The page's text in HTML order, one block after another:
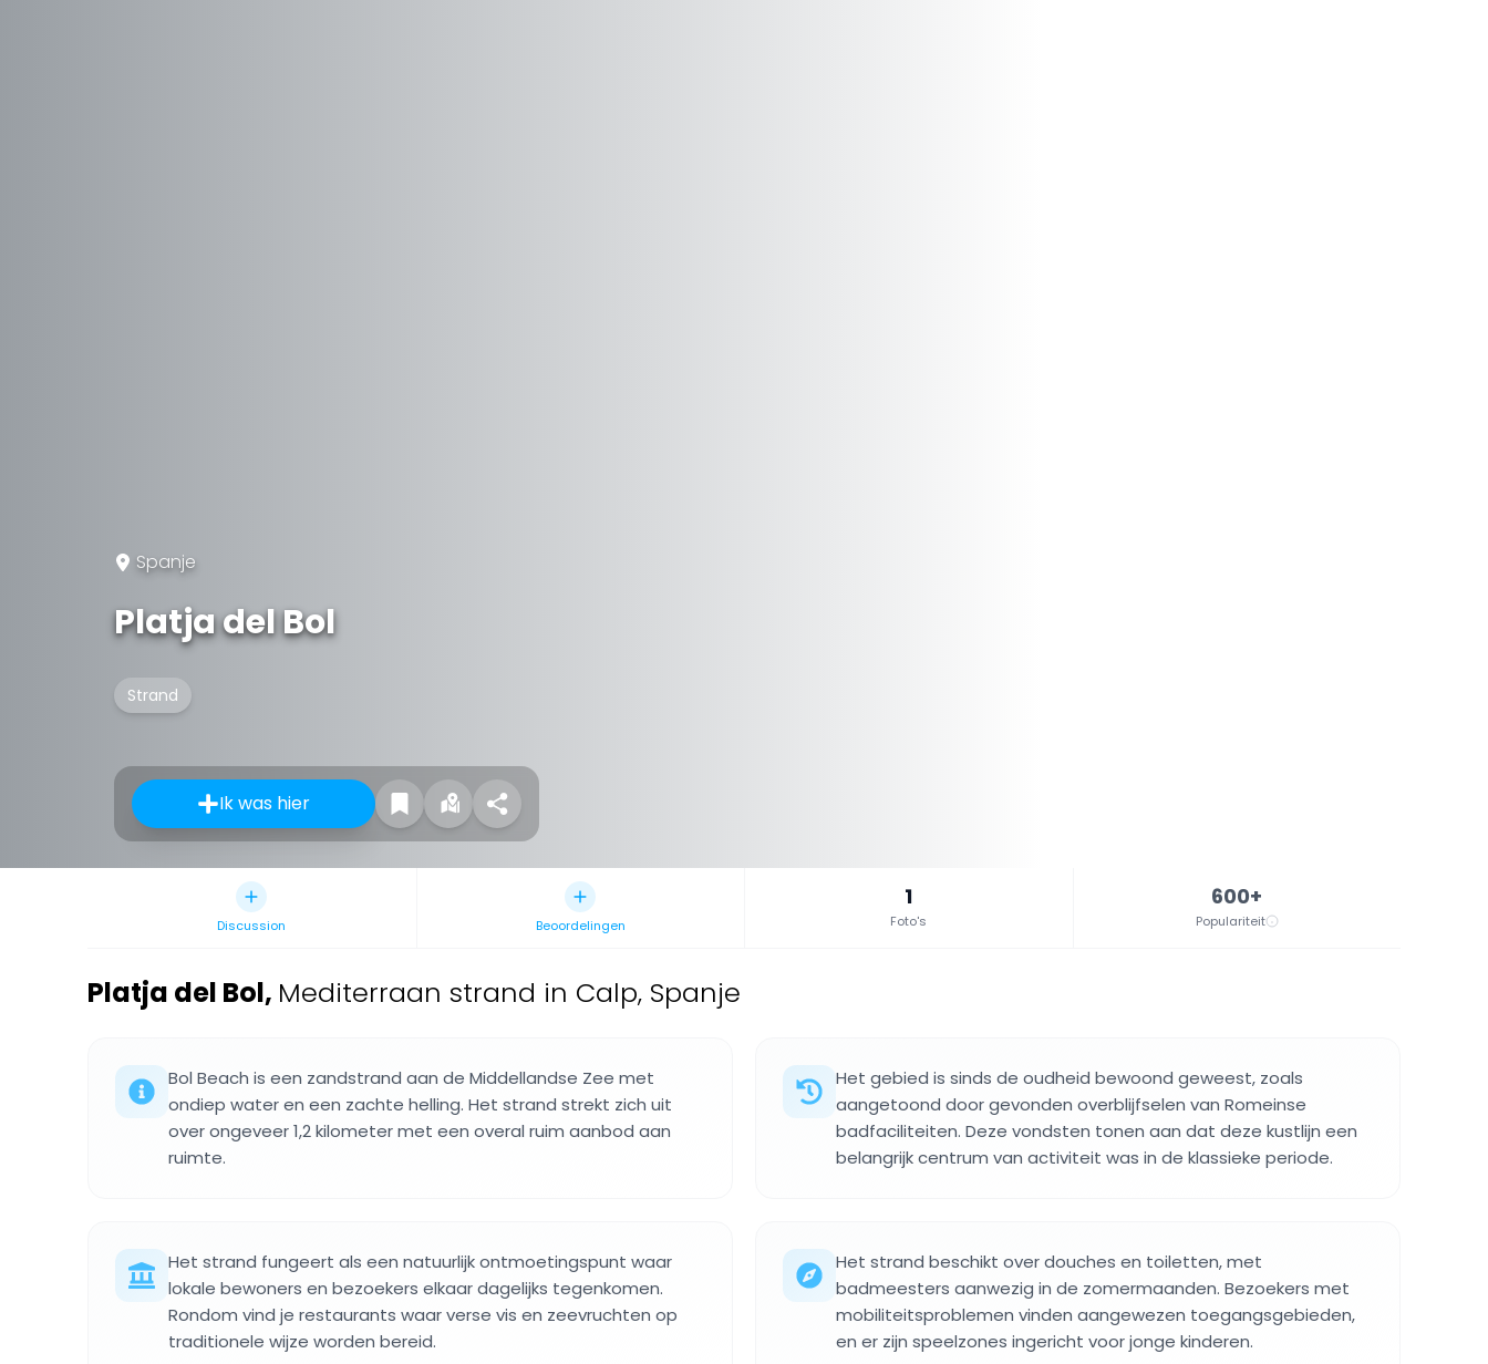
Spanje
Platja del Bol
Strand
Ik was hier
Discussion Beoordelingen
1
Foto's
600+
Populariteit
Platja del Bol, Mediterraan strand in Calp, Spanje
Bol Beach is een zandstrand aan de Middellandse Zee met
ondiep water en een zachte helling. Het strand strekt zich uit
over ongeveer 1,2 kilometer met een overal ruim aanbod aan
ruimte.
Het gebied is sinds de oudheid bewoond geweest, zoals
aangetoond door gevonden overblijfselen van Romeinse
badfaciliteiten. Deze vondsten tonen aan dat deze kustlijn een
belangrijk centrum van activiteit was in de klassieke periode.
Het strand fungeert als een natuurlijk ontmoetingspunt waar
lokale bewoners en bezoekers elkaar dagelijks tegenkomen.
Rondom vind je restaurants waar verse vis en zeevruchten op
traditionele wijze worden bereid.
Het strand beschikt over douches en toiletten, met
badmeesters aanwezig in de zomermaanden. Bezoekers met
mobiliteitsproblemen vinden aangewezen toegangsgebieden,
en er zijn speelzones ingericht voor jonge kinderen.